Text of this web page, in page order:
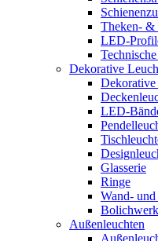
Theken- &
LED-
Dekorative
Dekorative
LED-
Glasserie
Ringe
Wand- und
Außenleuchten